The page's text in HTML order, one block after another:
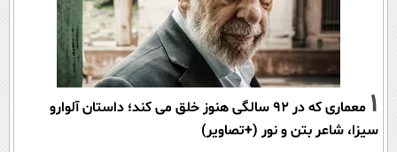
1
معماری که در 92 سالگی هنوز خلق می کند؛ داستان آلوارو
سیزا، شاعر بتن و نور (+تصاویر)